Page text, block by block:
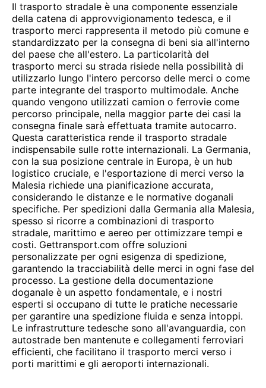
Il trasporto stradale è una componente essenziale
della catena di approvvigionamento tedesca, e il
trasporto merci rappresenta il metodo più comune e
standardizzato per la consegna di beni sia all'interno
del paese che all'estero. La particolarità del
trasporto merci su strada risiede nella possibilità di
utilizzarlo lungo l'intero percorso delle merci o come
parte integrante del trasporto multimodale. Anche
quando vengono utilizzati camion o ferrovie come
percorso principale, nella maggior parte dei casi la
consegna finale sarà effettuata tramite autocarro.
Questa caratteristica rende il trasporto stradale
indispensabile sulle rotte internazionali. La Germania,
con la sua posizione centrale in Europa, è un hub
logistico cruciale, e l'esportazione di merci verso la
Malesia richiede una pianificazione accurata,
considerando le distanze e le normative doganali
specifiche. Per spedizioni dalla Germania alla Malesia,
spesso si ricorre a combinazioni di trasporto
stradale, marittimo e aereo per ottimizzare tempi e
costi. Gettransport.com offre soluzioni
personalizzate per ogni esigenza di spedizione,
garantendo la tracciabilità delle merci in ogni fase del
processo. La gestione della documentazione
doganale è un aspetto fondamentale, e i nostri
esperti si occupano di tutte le pratiche necessarie
per garantire una spedizione fluida e senza intoppi.
Le infrastrutture tedesche sono all'avanguardia, con
autostrade ben mantenute e collegamenti ferroviari
efficienti, che facilitano il trasporto merci verso i
porti marittimi e gli aeroporti internazionali.